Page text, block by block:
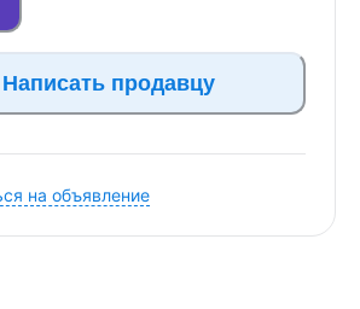
Написать продавцу
на объявление